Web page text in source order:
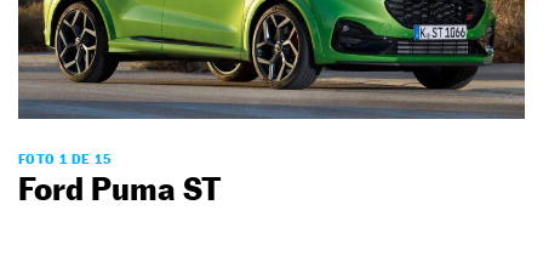
FOTO 1 DE 15
Ford Puma ST